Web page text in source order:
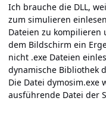
Ich brauche die DLL,
zum simulieren
Dateien zu
dem Bildschirm ein
nicht .exe Dateien
dynamische Bibliothek
Die Datei dymosim.exe
ausführende Datei der